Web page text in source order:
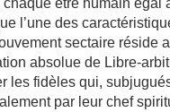
l’une des
sectaire réside
absolue de Libre-
les fidèles qui,
par leur chef